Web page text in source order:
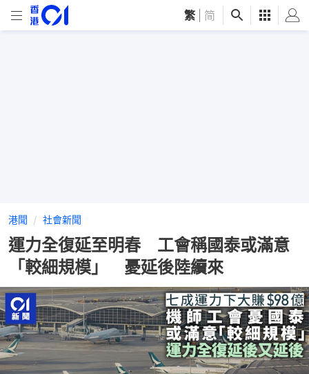
繁 简
港聞 社會新聞
運力全復延至明春 工會稱國泰或滿意
「較細規模」 憂延後陸續來